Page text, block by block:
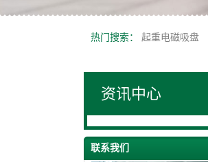
热门搜索： 起重电磁吸盘
资讯中心
联系我们